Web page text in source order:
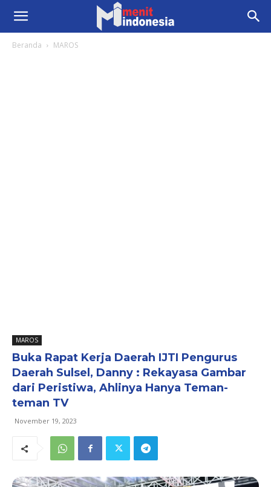
Beranda MAROS
MAROS
Buka Rapat Kerja Daerah IJTI Pengurus
Daerah Sulsel, Danny : Rekayasa Gambar
dari Peristiwa, Ahlinya Hanya Teman-
teman TV
November 19, 2023